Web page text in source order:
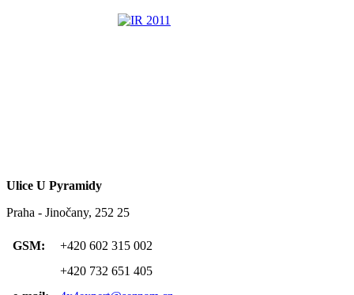
Ulice U Pyramidy
Praha - Jinočany, 252 25
GSM:
+420 602 315 002
+420 732 651 405